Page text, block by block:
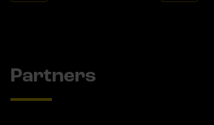
Partners